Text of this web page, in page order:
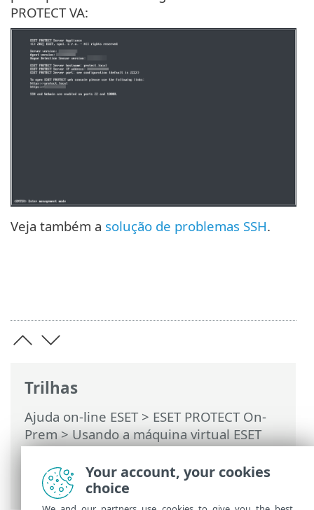
Trilhas
Ajuda on-line ESET> ESET PROTECT On-
Prem>Usando a máquina virtual ESET
PROTECT>Console de gerenciamento de
máquina virtual ESET PROTECT>
Ativar/desativar acesso remoto
PROTECT VA:
Veja também a solução de problemas SSH.
Your account, your cookies
choice